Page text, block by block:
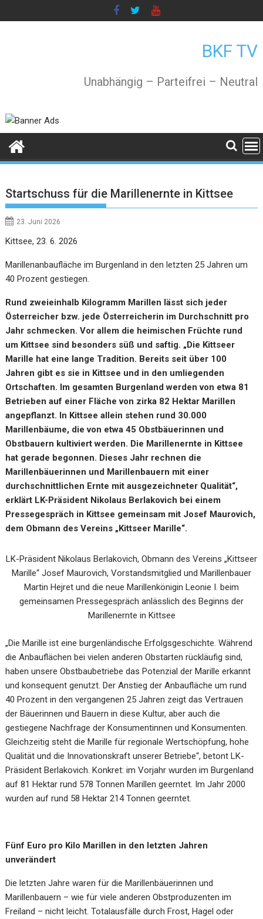
to
BKF TV
Unabhängig – Parteifrei – Neutral
Startschuss für die Marillenernte in Kittsee
23. Juni 2026
Kittsee, 23. 6. 2026
Marillenanbaufläche im Burgenland in den letzten 25 Jahren um
40 Prozent gestiegen.
Rund zweieinhalb Kilogramm Marillen lässt sich jeder
Österreicher bzw. jede Österreicherin im Durchschnitt pro
Jahr schmecken. Vor allem die heimischen Früchte rund
um Kittsee sind besonders süß und saftig. „Die Kittseer
Marille hat eine lange Tradition. Bereits seit über 100
Jahren gibt es sie in Kittsee und in den umliegenden
Ortschaften. Im gesamten Burgenland werden von etwa 81
Betrieben auf einer Fläche von zirka 82 Hektar Marillen
angepflanzt. In Kittsee allein stehen rund 30.000
Marillenbäume, die von etwa 45 Obstbäuerinnen und
Obstbauern kultiviert werden. Die Marillenernte in Kittsee
hat gerade begonnen. Dieses Jahr rechnen die
Marillenbäuerinnen und Marillenbauern mit einer
durchschnittlichen Ernte mit ausgezeichneter Qualität“,
erklärt LK-Präsident Nikolaus Berlakovich bei einem
Pressegespräch in Kittsee gemeinsam mit Josef Maurovich,
dem Obmann des Vereins „Kittseer Marille“.
LK-Präsident Nikolaus Berlakovich, Obmann des Vereins „Kittseer
Marille“ Josef Maurovich, Vorstandsmitglied und Marillenbauer
Martin Hejret und die neue Marillenkönigin Leonie I. beim
gemeinsamen Pressegespräch anlässlich des Beginns der
Marillenernte in Kittsee
„Die Marille ist eine burgenländische Erfolgsgeschichte. Während
die Anbauflächen bei vielen anderen Obstarten rückläufig sind,
haben unsere Obstbaubetriebe das Potenzial der Marille erkannt
und konsequent genutzt. Der Anstieg der Anbaufläche um rund
40 Prozent in den vergangenen 25 Jahren zeigt das Vertrauen
der Bäuerinnen und Bauern in diese Kultur, aber auch die
gestiegene Nachfrage der Konsumentinnen und Konsumenten.
Gleichzeitig steht die Marille für regionale Wertschöpfung, hohe
Qualität und die Innovationskraft unserer Betriebe“, betont LK-
Präsident Berlakovich. Konkret: im Vorjahr wurden im Burgenland
auf 81 Hektar rund 578 Tonnen Marillen geerntet. Im Jahr 2000
wurden auf rund 58 Hektar 214 Tonnen geerntet.
Fünf Euro pro Kilo Marillen in den letzten Jahren
unverändert
Die letzten Jahre waren für die Marillenbäuerinnen und
Marillenbauern – wie für viele anderen Obstproduzenten im
Freiland – nicht leicht. Totalausfälle durch Frost, Hagel oder